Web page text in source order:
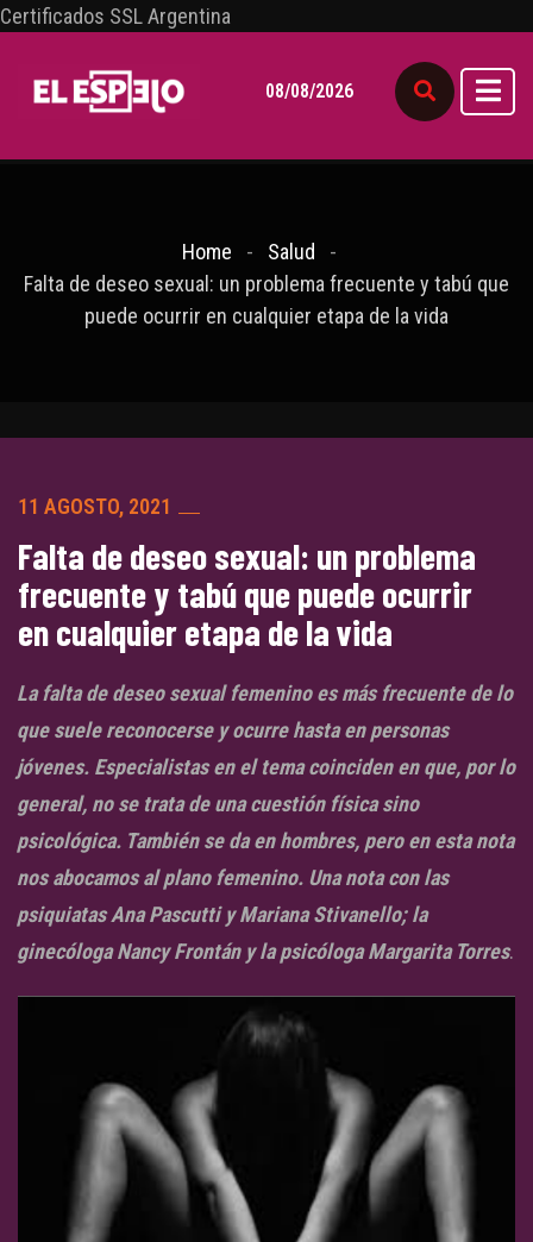
Certificados SSL Argentina
08/08/2026
Home
Salud
Falta de deseo sexual: un problema frecuente y tabú que
puede ocurrir en cualquier etapa de la vida
11 AGOSTO, 2021
Falta de deseo sexual: un problema
frecuente y tabú que puede ocurrir
en cualquier etapa de la vida
La falta de deseo sexual femenino es más frecuente de lo
que suele reconocerse y ocurre hasta en personas
jóvenes. Especialistas en el tema coinciden en que, por lo
general, no se trata de una cuestión física sino
psicológica. También se da en hombres, pero en esta nota
nos abocamos al plano femenino. Una nota con las
psiquiatas Ana Pascutti y Mariana Stivanello; la
ginecóloga Nancy Frontán y la psicóloga Margarita Torres.